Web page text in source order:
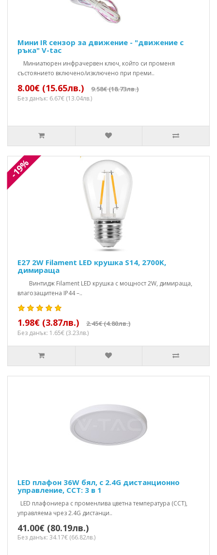
Мини IR сензор за движение - "движение с
ръка" V-tac
Mиниатюрен инфрачервен ключ, който си променя
състоянието включено/изключено при преми..
8.00€ (15.65лв.) 9.58€ (18.73лв.)
Без данък: 6.67€ (13.04лв.)
-19%
E27 2W Filament LED крушка S14, 2700K,
димираща
Винтидж Filament LED крушка с мощност 2W, димираща,
влагозащитена IP44 –..
1.98€ (3.87лв.) 2.45€ (4.80лв.)
Без данък: 1.65€ (3.23лв.)
LED плафон 36W бял, с 2.4G дистанционно
управление, CCT: 3 в 1
LED плафониера с променлива цветна температура (CCT),
управляема чрез 2.4G дистанци..
41.00€ (80.19лв.)
Без данък: 34.17€ (66.82лв.)